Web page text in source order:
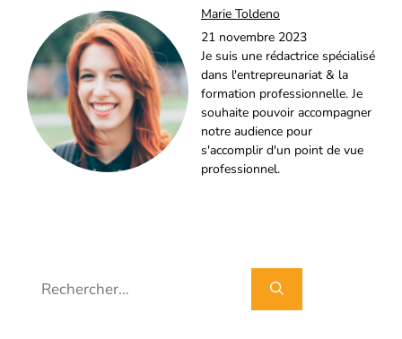
Marie Toldeno
21 novembre 2023
Je suis une rédactrice spécialisé
dans l'entrepreunariat & la
formation professionnelle. Je
souhaite pouvoir accompagner
notre audience pour
s'accomplir d'un point de vue
professionnel.
Rechercher :